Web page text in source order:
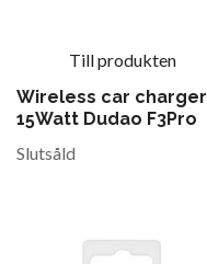
Till produkten
Wireless car charger
15Watt Dudao F3Pro
Slutsåld